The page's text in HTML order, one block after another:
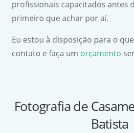
profissionais capacitados antes
primeiro que achar por aí.
Eu estou à disposição para o
contato e faça um orçamento
Fotografia de
Batista